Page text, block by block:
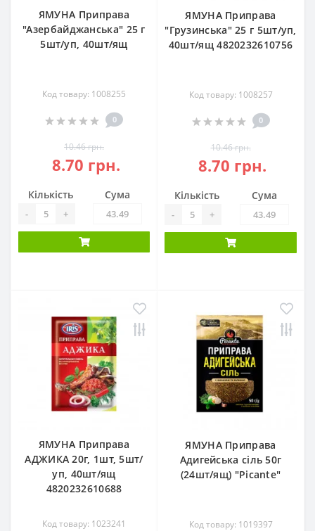
ЯМУНА Приправа
"Азербайджанська" 25 г
5шт/уп, 40шт/ящ
Код товару: 1008255
0
10.46 грн.
8.70 грн.
Кількість
- +
Сума
ЯМУНА Приправа
"Грузинська" 25 г 5шт/уп,
40шт/ящ 4820232610756
Код товару: 1008257
0
10.46 грн.
8.70 грн.
Кількість
- +
Сума
ЯМУНА Приправа
АДЖИКА 20г, 1шт, 5шт/
уп, 40шт/ящ
4820232610688
Код товару: 1023241
ЯМУНА Приправа
Адигейська сіль 50г
(24шт/ящ) "Picante"
Код товару: 1019397